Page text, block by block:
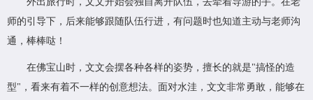
师的引导下，后来能够跟随队伍行进，有问题时也知道主动与老师沟
通，棒棒哒！
在佛宝山时，文文会摆各种各样的姿势，擅长的就是"搞怪的造
型"，看来有着不一样的创意想法。面对水洼，文文非常勇敢，能够在